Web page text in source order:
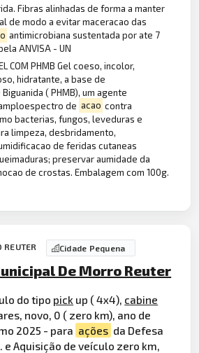
Fibras alinhadas de forma a manter
de modo a evitar maceracao das
antimicrobiana sustentada por ate 7
ANVISA - UN
COM PHMB Gel coeso, incolor,
hidratante, a base de
( PHMB), um agente
de acao contra
bacterias, fungos, leveduras e
limpeza, desbridamento,
de feridas cutaneas
preservar aumidade da
de crostas. Embalagem com 100g.
Cidade Pequena
De Morro Reuter
do tipo pick up ( 4x4), cabine
novo, 0 ( zero km), ano de
2025 - para ações da Defesa
e Aquisição de veículo zero km,